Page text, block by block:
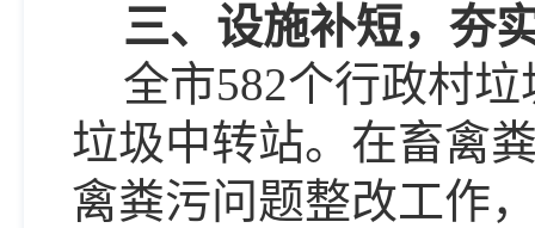
三、设施补短，夯
全市582个行政村
垃圾中转站。在畜禽
禽粪污问题整改工作